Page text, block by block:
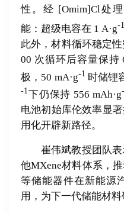
性。经 [Omim]Cl处
能：超级电容在 1 A·g-1
此外，材料循环稳定
00 次循环后容量保持
极，50 mA·g-1 时储锂
-1下仍保持 556 mAh·g
电池初始库伦效率显
用化开辟新路径。
崔伟斌教授团队
他MXene材料体系，
等储能器件在新能源
用，为下一代储能材料